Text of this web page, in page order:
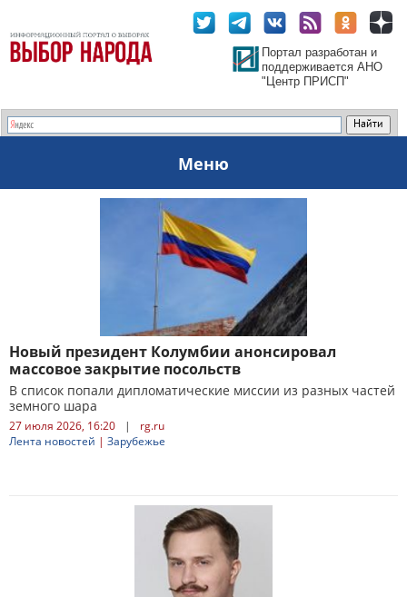
Портал разработан и
поддерживается АНО
"Центр ПРИСП"
Меню
Новый президент Колумбии анонсировал
массовое закрытие посольств
В список попали дипломатические миссии из разных частей
земного шара
27 июля 2026, 16:20 |
rg.ru
Лента новостей | Зарубежье